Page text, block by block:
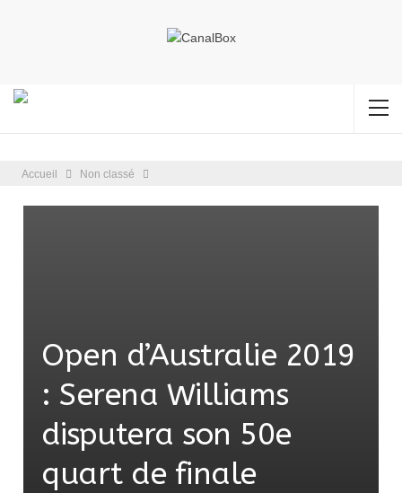
Accueil Non classé
Open d’Australie 2019
: Serena Williams
disputera son 50e
quart de finale